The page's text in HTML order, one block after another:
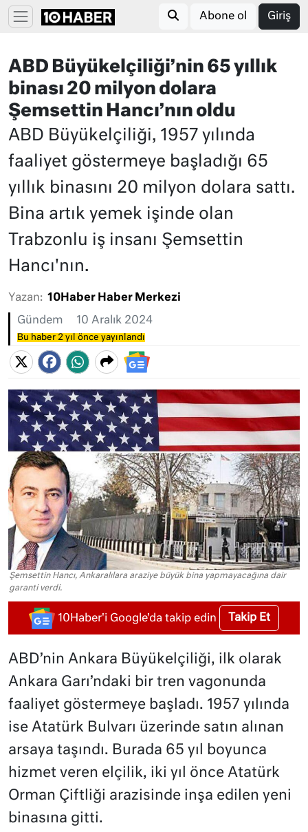
Abone ol Giriş
ABD Büyükelçiliği’nin 65 yıllık
binası 20 milyon dolara
Şemsettin Hancı’nın oldu
ABD Büyükelçiliği, 1957 yılında
faaliyet göstermeye başladığı 65
yıllık binasını 20 milyon dolara sattı.
Bina artık yemek işinde olan
Trabzonlu iş insanı Şemsettin
Hancı'nın.
Yazan: 10Haber Haber Merkezi
Gündem 10 Aralık 2024
Bu haber 2 yıl önce yayınlandı
Şemsettin Hancı, Ankaralılara araziye büyük bina yapmayacağına dair
garanti verdi.
10Haber'i Google'da takip edin Takip Et
ABD’nin Ankara Büyükelçiliği, ilk olarak
Ankara Garı’ndaki bir tren vagonunda
faaliyet göstermeye başladı. 1957 yılında
ise Atatürk Bulvarı üzerinde satın alınan
arsaya taşındı. Burada 65 yıl boyunca
hizmet veren elçilik, iki yıl önce Atatürk
Orman Çiftliği arazisinde inşa edilen yeni
binasına gitti.